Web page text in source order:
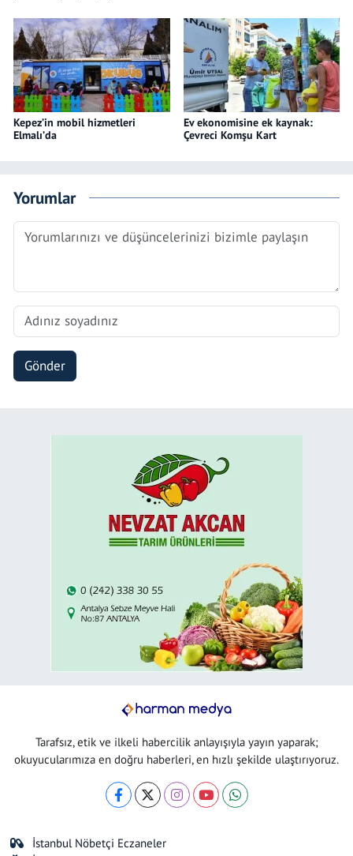
Kepez’in mobil hizmetleri
Elmalı’da
Ev ekonomisine ek kaynak:
Çevreci Komşu Kart
Yorumlar
Gönder
Tarafsız, etik ve ilkeli habercilik anlayışıyla yayın yaparak;
okuyucularımıza en doğru haberleri, en hızlı şekilde ulaştırıyoruz.
İstanbul Nöbetçi Eczaneler